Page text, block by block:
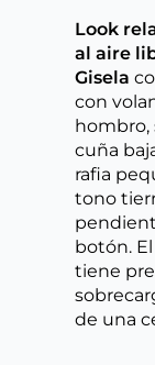
Look
al aire
Gisela
con
hombro,
cuña
rafia
tono
botón.
tiene
de una